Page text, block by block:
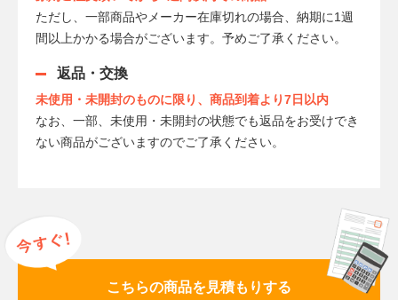
ただし、一部商品やメーカー在庫切れの場合、納期に1週
間以上かかる場合がございます。予めご了承ください。
返品・交換
未使用・未開封のものに限り、商品到着より7日以内
なお、一部、未使用・未開封の状態でも返品をお受けでき
ない商品がございますのでご了承ください。
こちらの商品を見積もりする